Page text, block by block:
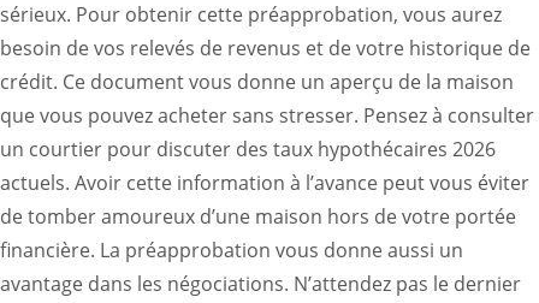
sérieux. Pour obtenir cette préapprobation, vous aurez
besoin de vos relevés de revenus et de votre historique de
crédit. Ce document vous donne un aperçu de la maison
que vous pouvez acheter sans stresser. Pensez à consulter
un courtier pour discuter des taux hypothécaires 2026
actuels. Avoir cette information à l’avance peut vous éviter
de tomber amoureux d’une maison hors de votre portée
financière. La préapprobation vous donne aussi un
avantage dans les négociations. N’attendez pas le dernier